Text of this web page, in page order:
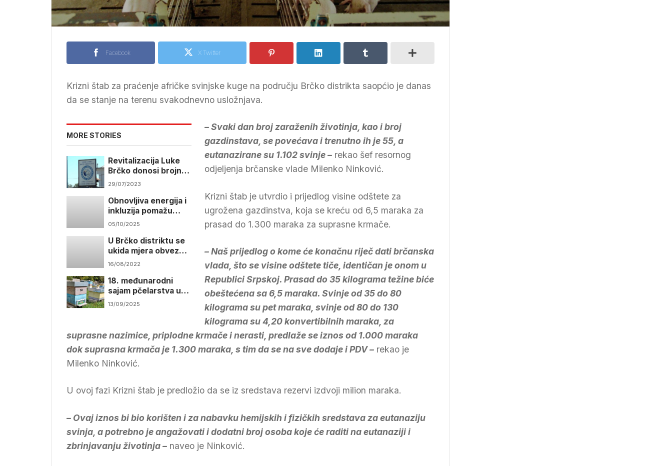
Facebook X Twitter
Krizni štab za praćenje afričke svinjske kuge na području Brčko distrikta saopćio je danas
da se stanje na terenu svakodnevno usložnjava.
MORE STORIES
Revitalizacija Luke
Brčko donosi brojne
benefite za bh.
29/07/2023
Obnovljiva energija i
inkluzija pomažu
žrtvama mina da
05/10/2025
U Brčko distriktu se
ukida mjera obvezne
izolacije osobama
koronavirus
16/08/2022
18. međunarodni
sajam pčelarstva u
Brčkom
13/09/2025
– Svaki dan broj zaraženih životinja, kao i broj
gazdinstava, se povećava i trenutno ih je 55, a
eutanazirane su 1.102 svinje – rekao šef resornog
odjeljenja brčanske vlade Milenko Ninković.
Krizni štab je utvrdio i prijedlog visine odštete za
ugrožena gazdinstva, koja se kreću od 6,5 maraka za
prasad do 1.300 maraka za suprasne krmače.
– Naš prijedlog o kome će konačnu riječ dati brčanska
vlada, što se visine odštete tiče, identičan je onom u
Republici Srpskoj. Prasad do 35 kilograma težine biće
obeštećena sa 6,5 maraka. Svinje od 35 do 80
kilograma su pet maraka, svinje od 80 do 130
kilograma su 4,20 konvertibilnih maraka, za
suprasne nazimice, priplodne krmače i nerasti, predlaže se iznos od 1.000 maraka
dok suprasna krmača je 1.300 maraka, s tim da se na sve dodaje i PDV – rekao je
Milenko Ninković.
U ovoj fazi Krizni štab je predložio da se iz sredstava rezervi izdvoji milion maraka.
– Ovaj iznos bi bio korišten i za nabavku hemijskih i fizičkih sredstava za eutanaziju
svinja, a potrebno je angažovati i dodatni broj osoba koje će raditi na eutanaziji i
zbrinjavanju životinja – naveo je Ninković.